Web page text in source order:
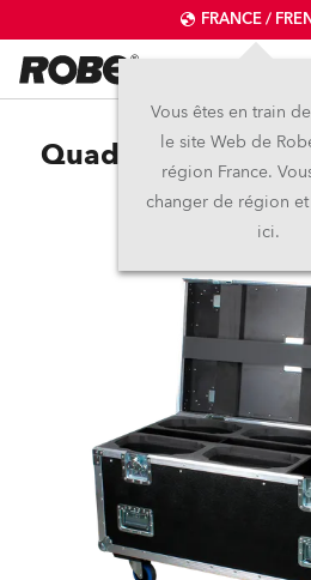
FRANCE /
Vous êtes en train
le site Web de
région France.
changer de région
ici.
Quad Top Loader